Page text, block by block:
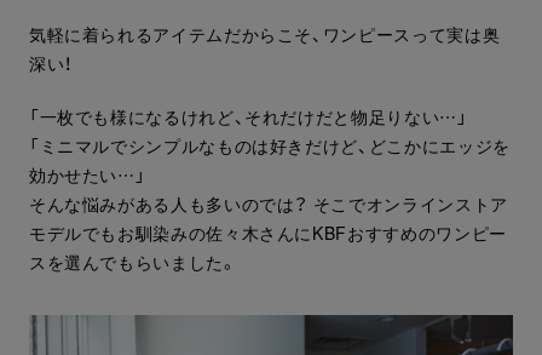
気軽に着られるアイテムだからこそ、ワンピースって実は奥
深い！
「一枚でも様になるけれど、それだけだと物足りない…」
「ミニマルでシンプルなものは好きだけど、どこかにエッジを
効かせたい…」
そんな悩みがある人も多いのでは？ そこでオンラインストア
モデルでもお馴染みの佐々木さんにKBFおすすめのワンピー
スを選んでもらいました。